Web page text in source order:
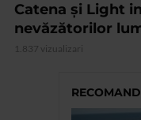
Catena și Light
nevăzătorilor
1.837 vizualizari